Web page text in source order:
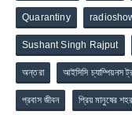
Quarantiny
Sushant Singh Rajput
অন্তরা আইসিসি চ্যাম্পিয়নস
প্রবাস জীবন প্রিয় মানুষের শহর